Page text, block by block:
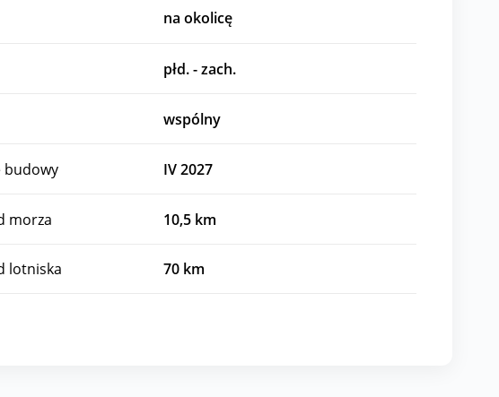
na okolicę
płd. - zach.
wspólny
budowy IV 2027
morza 10,5 km
lotniska 70 km